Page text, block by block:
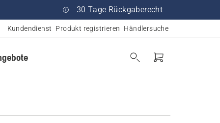
30 Tage Rückgaberecht
Kundendienst Produkt registrieren Händlersuche